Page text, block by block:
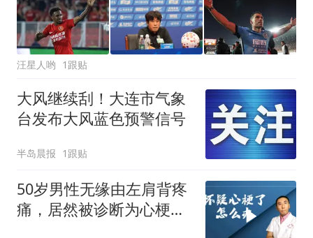
汪星人哟 1跟贴
大风继续刮！大连市气象
台发布大风蓝色预警信号
半岛晨报 1跟贴
50岁男性无缘由左肩背疼
痛，居然被诊断为心梗？